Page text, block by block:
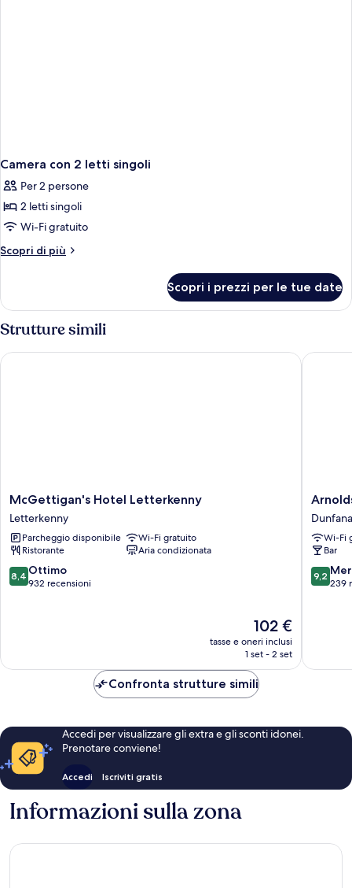
Camera con 2 letti singoli
Per 2 persone
2 letti singoli
Wi-Fi gratuito
Scopri di più
Altri
con
2
letti
singoli
Scopri i prezzi per le tue date
Strutture simili
McGettigan's
Hotel
Letterkenny
Letterkenny
McGettigan's Hotel Letterkenny
Letterkenny
Parcheggio disponibile
Wi-Fi gratuito
Ristorante
Aria condizionata
8.4
su
8,4 Ottimo
932 recensioni
Il
prezzo
attuale
102 €
102 €
tasse e oneri inclusi
1 set - 2 set
McGettigan's Hotel Letterkenny
Arnolds
Hotel
Wi-Fi
Bar
9.2
su
9,2
239
Arnolds
Confronta strutture simili
Accedi per visualizzare gli extra e gli sconti idonei.
Prenotare conviene!
Accedi Iscriviti gratis
Informazioni sulla zona